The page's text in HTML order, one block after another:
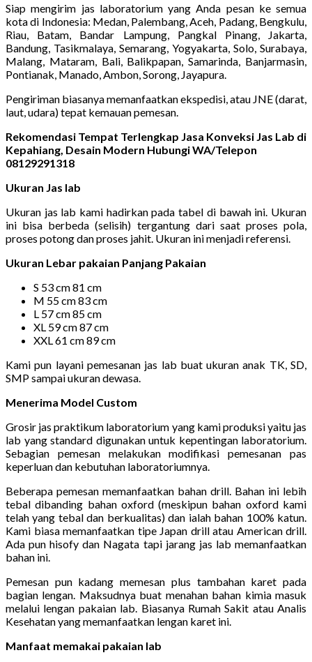
Siap mengirim jas laboratorium yang Anda pesan ke semua
kota di Indonesia: Medan, Palembang, Aceh, Padang, Bengkulu,
Riau, Batam, Bandar Lampung, Pangkal Pinang, Jakarta,
Bandung, Tasikmalaya, Semarang, Yogyakarta, Solo, Surabaya,
Malang, Mataram, Bali, Balikpapan, Samarinda, Banjarmasin,
Pontianak, Manado, Ambon, Sorong, Jayapura.
Pengiriman biasanya memanfaatkan ekspedisi, atau JNE (darat,
laut, udara) tepat kemauan pemesan.
Rekomendasi Tempat Terlengkap Jasa Konveksi Jas Lab di
Kepahiang, Desain Modern Hubungi WA/Telepon
08129291318
Ukuran Jas lab
Ukuran jas lab kami hadirkan pada tabel di bawah ini. Ukuran
ini bisa berbeda (selisih) tergantung dari saat proses pola,
proses potong dan proses jahit. Ukuran ini menjadi referensi.
Ukuran Lebar pakaian Panjang Pakaian
S 53 cm 81 cm
M 55 cm 83 cm
L 57 cm 85 cm
XL 59 cm 87 cm
XXL 61 cm 89 cm
Kami pun layani pemesanan jas lab buat ukuran anak TK, SD,
SMP sampai ukuran dewasa.
Menerima Model Custom
Grosir jas praktikum laboratorium yang kami produksi yaitu jas
lab yang standard digunakan untuk kepentingan laboratorium.
Sebagian pemesan melakukan modifikasi pemesanan pas
keperluan dan kebutuhan laboratoriumnya.
Beberapa pemesan memanfaatkan bahan drill. Bahan ini lebih
tebal dibanding bahan oxford (meskipun bahan oxford kami
telah yang tebal dan berkualitas) dan ialah bahan 100% katun.
Kami biasa memanfaatkan tipe Japan drill atau American drill.
Ada pun hisofy dan Nagata tapi jarang jas lab memanfaatkan
bahan ini.
Pemesan pun kadang memesan plus tambahan karet pada
bagian lengan. Maksudnya buat menahan bahan kimia masuk
melalui lengan pakaian lab. Biasanya Rumah Sakit atau Analis
Kesehatan yang memanfaatkan lengan karet ini.
Manfaat memakai pakaian lab